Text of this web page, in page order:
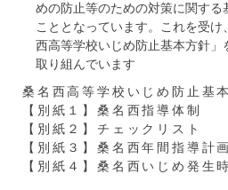
めの防止等のための対策に関する
こととなっています。これを受け
西高等学校いじめ防止基本方針」
取り組んでいます
桑名西高等学校いじめ防止基
【別紙１】桑名西指導体制
【別紙２】チェックリスト
【別紙３】桑名西年間指導計画
【別紙４】桑名西いじめ発生